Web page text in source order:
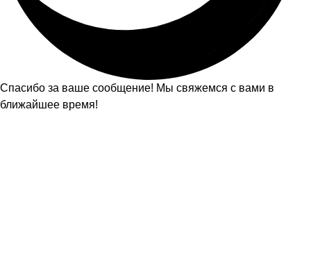
Спасибо за ваше сообщение! Мы свяжемся с вами в
ближайшее время!